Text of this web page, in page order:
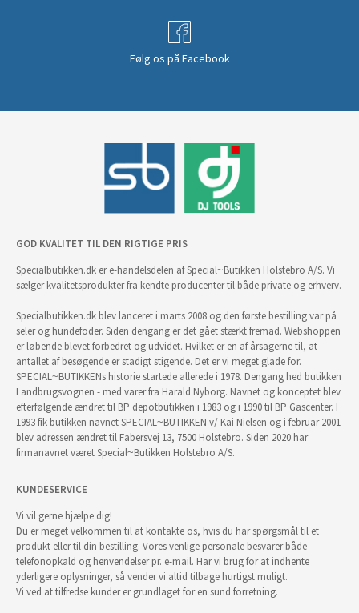
Følg os på Facebook
GOD KVALITET TIL DEN RIGTIGE PRIS
Specialbutikken.dk er e-handelsdelen af Special~Butikken Holstebro A/S. Vi
sælger kvalitetsprodukter fra kendte producenter til både private og erhverv.
Specialbutikken.dk blev lanceret i marts 2008 og den første bestilling var på
seler og hundefoder. Siden dengang er det gået stærkt fremad. Webshoppen
er løbende blevet forbedret og udvidet. Hvilket er en af årsagerne til, at
antallet af besøgende er stadigt stigende. Det er vi meget glade for.
SPECIAL~BUTIKKENs historie startede allerede i 1978. Dengang hed butikken
Landbrugsvognen - med varer fra Harald Nyborg. Navnet og konceptet blev
efterfølgende ændret til BP depotbutikken i 1983 og i 1990 til BP Gascenter. I
1993 fik butikken navnet SPECIAL~BUTIKKEN v/ Kai Nielsen og i februar 2001
blev adressen ændret til Fabersvej 13, 7500 Holstebro. Siden 2020 har
firmanavnet været Special~Butikken Holstebro A/S.
KUNDESERVICE
Vi vil gerne hjælpe dig!
Du er meget velkommen til at kontakte os, hvis du har spørgsmål til et
produkt eller til din bestilling. Vores venlige personale besvarer både
telefonopkald og henvendelser pr. e-mail. Har vi brug for at indhente
yderligere oplysninger, så vender vi altid tilbage hurtigst muligt.
Vi ved at tilfredse kunder er grundlaget for en sund forretning.